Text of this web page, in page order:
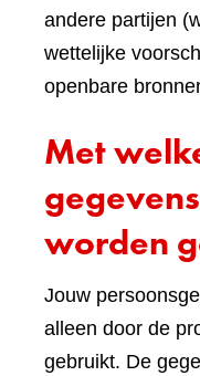
andere partijen
wettelijke
openbare
Met
worden
Jouw
alleen door de
gebruikt. De